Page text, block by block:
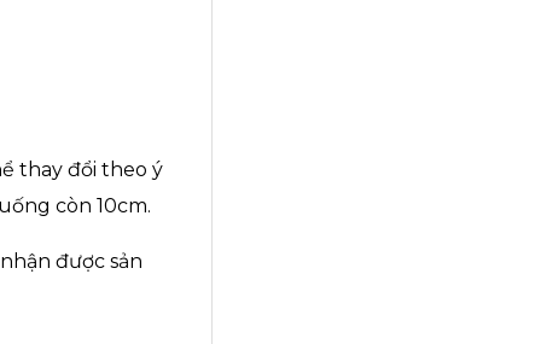
thay đổi theo ý
còn 10cm.
được sản